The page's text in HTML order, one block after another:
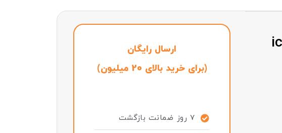
ارسال رایگان
(برای خرید بالای 20 میلیون)
7 روز ضمانت بازگشت